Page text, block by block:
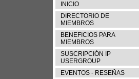
INICIO
DIRECTORIO DE
MIEMBROS
BENEFICIOS PARA
MIEMBROS
SUSCRIPCIÓN IP
USERGROUP
EVENTOS - RESEÑAS